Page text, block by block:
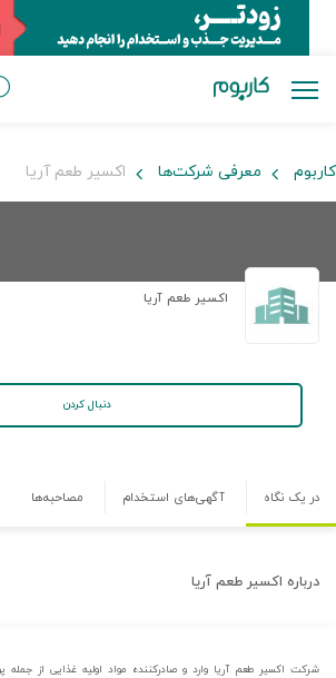
کاربوم معرفی شرکت‌ها اکسیر طعم آریا
اکسیر طعم آریا
دنبال کردن
در یک نگاه آگهی‌های استخدام مصاحبه‌ها
درباره اکسیر طعم آریا
شرکت اکسیر طعم آریا وارد و صادرکننده مواد اولیه غذایی از جمله